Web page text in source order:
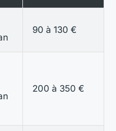
90 à 130 €
200 à 350 €